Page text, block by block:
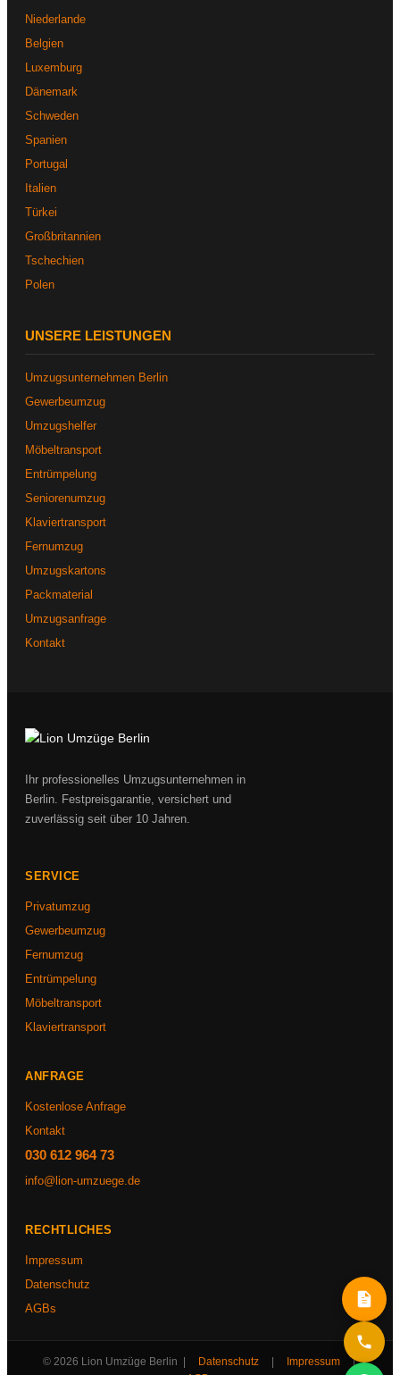
Niederlande
Belgien
Luxemburg
Dänemark
Schweden
Spanien
Portugal
Italien
Türkei
Großbritannien
Tschechien
Polen
UNSERE LEISTUNGEN
Umzugsunternehmen Berlin
Gewerbeumzug
Umzugshelfer
Möbeltransport
Entrümpelung
Seniorenumzug
Klaviertransport
Fernumzug
Umzugskartons
Packmaterial
Umzugsanfrage
Kontakt
Ihr professionelles Umzugsunternehmen in
Berlin. Festpreisgarantie, versichert und
zuverlässig seit über 10 Jahren.
SERVICE
Privatumzug
Gewerbeumzug
Fernumzug
Entrümpelung
Möbeltransport
Klaviertransport
ANFRAGE
Kostenlose Anfrage
Kontakt
030 612 964 73
info@lion-umzuege.de
RECHTLICHES
Impressum
Datenschutz
AGBs
© 2026 Lion Umzüge Berlin | Datenschutz Impressum
|